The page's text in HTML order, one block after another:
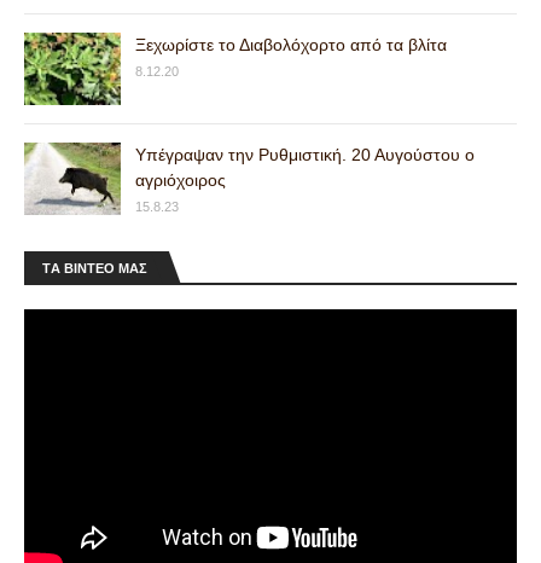
Ξεχωρίστε το Διαβολόχορτο από τα βλίτα
8.12.20
Υπέγραψαν την Ρυθμιστική. 20 Αυγούστου ο
αγριόχοιρος
15.8.23
ΤA ΒΙΝΤΕΟ MAΣ